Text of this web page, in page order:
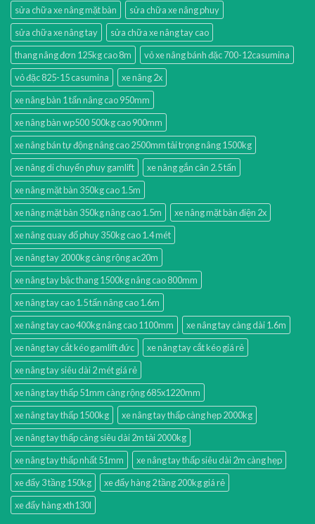
sửa chữa xe nâng mặt bàn
sửa chữa xe nâng phuy
sửa chữa xe nâng tay
sửa chữa xe nâng tay cao
thang nâng đơn 125kg cao 8m
vỏ xe nâng bánh đặc 700-12casumina
vỏ đặc 825-15 casumina
xe nâng 2x
xe nâng bàn 1 tấn nâng cao 950mm
xe nâng bàn wp500 500kg cao 900mm
xe nâng bán tự động nâng cao 2500mm tải trọng nâng 1500kg
xe nâng di chuyển phuy gamlift
xe nâng gắn cân 2.5 tấn
xe nâng mặt bàn 350kg cao 1.5m
xe nâng mặt bàn 350kg nâng cao 1.5m
xe nâng mặt bàn điện 2x
xe nâng quay đổ phuy 350kg cao 1.4 mét
xe nâng tay 2000kg càng rộng ac20m
xe nâng tay bậc thang 1500kg nâng cao 800mm
xe nâng tay cao 1.5 tấn nâng cao 1.6m
xe nâng tay cao 400kg nâng cao 1100mm
xe nâng tay càng dài 1.6m
xe nâng tay cắt kéo gamlift đức
xe nâng tay cắt kéo giá rẻ
xe nâng tay siêu dài 2 mét giá rẻ
xe nâng tay thấp 51mm càng rộng 685x1220mm
xe nâng tay thấp 1500kg
xe nâng tay thấp càng hẹp 2000kg
xe nâng tay thấp càng siêu dài 2m tải 2000kg
xe nâng tay thấp nhất 51mm
xe nâng tay thấp siêu dài 2m càng hẹp
xe đẩy 3 tầng 150kg
xe đẩy hàng 2 tầng 200kg giá rẻ
xe đẩy hàng xth130l